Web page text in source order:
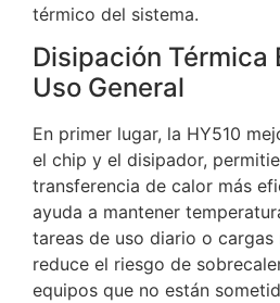
térmico del sistema.
Disipación Térmica
Uso General
En primer lugar, la HY510
el chip y el disipador,
transferencia de calor más
ayuda a mantener
tareas de uso diario o cargas
reduce el riesgo de
equipos que no están